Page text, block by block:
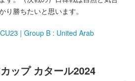
り勝ちたいと思います。
| Group B : United Arab
ップ カタール2024